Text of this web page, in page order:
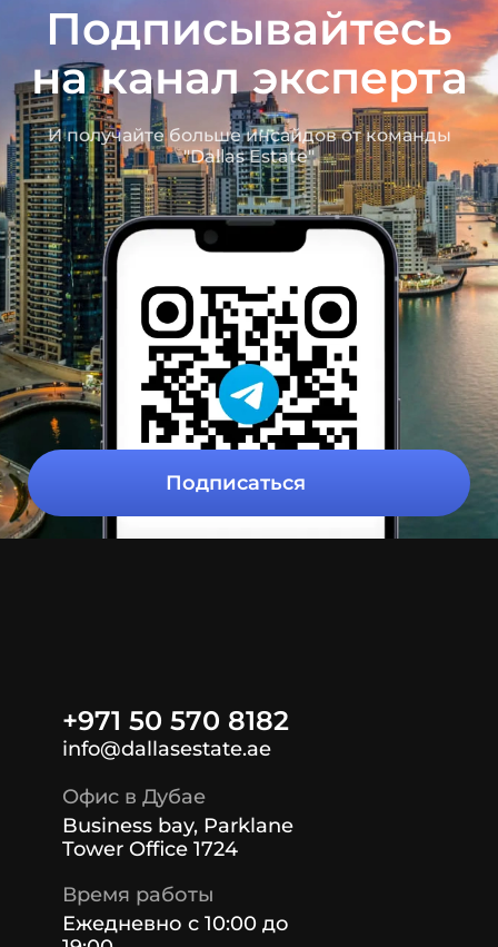
Подписывайтесь
на канал эксперта
И получайте больше инсайдов от команды
"Dallas Estate"
Подписаться
+971 50 570 8182
info@dallasestate.ae
Офис в Дубае
Business bay, Parklane
Tower Office 1724
Время работы
Ежедневно с 10:00 до